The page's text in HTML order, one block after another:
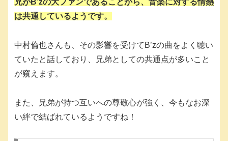
兄がB’zの大ファンであることから、音楽に対する情熱
は共通しているようです。
中村倫也さんも、その影響を受けてB’zの曲をよく聴い
ていたと話しており、兄弟としての共通点が多いこと
が窺えます。
また、兄弟が持つ互いへの尊敬心が強く、今もなお深
い絆で結ばれているようですね！